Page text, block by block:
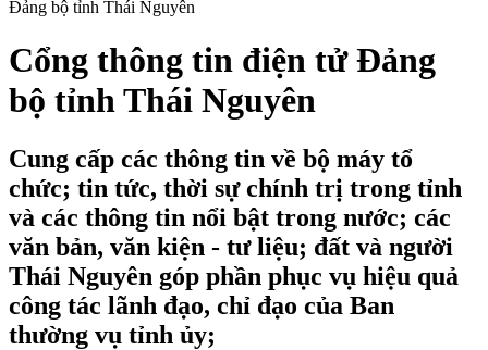
Đảng bộ tỉnh Thái Nguyên
Cổng thông tin điện tử Đảng
bộ tỉnh Thái Nguyên
Cung cấp các thông tin về bộ máy tổ
chức; tin tức, thời sự chính trị trong tỉnh
và các thông tin nổi bật trong nước; các
văn bản, văn kiện - tư liệu; đất và người
Thái Nguyên góp phần phục vụ hiệu quả
công tác lãnh đạo, chỉ đạo của Ban
thường vụ tỉnh ủy;